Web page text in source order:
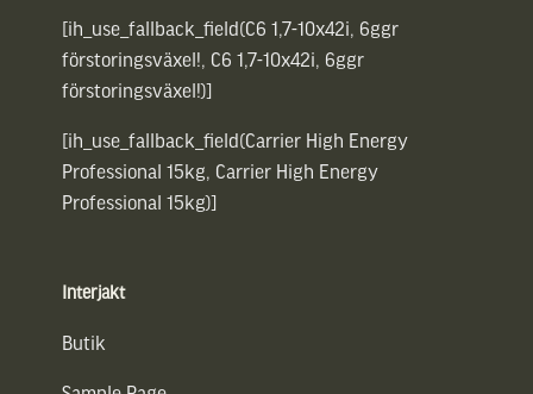
[ih_use_fallback_field(C6 1,7-10x42i, 6ggr
förstoringsväxel!, C6 1,7-10x42i, 6ggr
förstoringsväxel!)]
[ih_use_fallback_field(Carrier High Energy
Professional 15kg, Carrier High Energy
Professional 15kg)]
Interjakt
Butik